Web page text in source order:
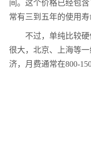
间。这个价格已经包
常有三到五年的使用
不过，单纯比较
很大，北京、上海等
济，月费通常在800-